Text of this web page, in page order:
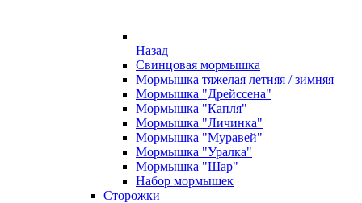
Назад
Свинцовая мормышка
Мормышка тяжелая летняя / зимняя
Мормышка "Дрейссена"
Мормышка "Капля"
Мормышка "Личинка"
Мормышка "Муравей"
Мормышка "Уралка"
Мормышка "Шар"
Набор мормышек
Сторожки